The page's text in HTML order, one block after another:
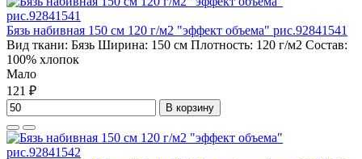
Бязь набивная 150 см 120 г/м2 "эффект объема" рис.92841541
Вид ткани: Бязь Ширина: 150 см Плотность: 120 г/м2 Состав:
100% хлопок
Мало
121 ₽
В корзину